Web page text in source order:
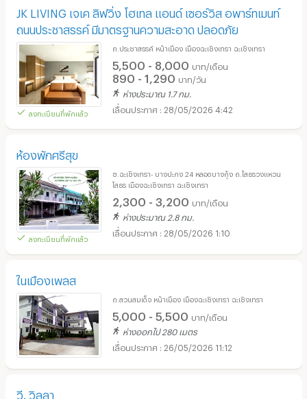
JK LIVING เจเค ลิฟวิ่ง โฮเทล แอนด์ เซอร์วิส อพาร์ทเมนท์
ถนนประชาสรรค์ มีมาตรฐานความสะอาด​ ปลอดภัย
ลงทะเบียนที่พักแล้ว
ถ.ประชาสรรค์ หน้าเมือง เมืองฉะเชิงเทรา ฉะเชิงเทรา
5,500 - 8,000 บาท/เดือน
890 - 1,290 บาท/วัน
ห่างประมาณ 1.7 กม.
28/05/2026 4:42
ห้องพักศรีสุข
ลงทะเบียนที่พักแล้ว
ซ.ฉะเชิงเทรา- บางปะกง 24 หลอดบางกุ้ง ถ.โสธรวงแหวน
โสธร เมืองฉะเชิงเทรา ฉะเชิงเทรา
2,300 - 3,200 บาท/เดือน
ห่างประมาณ 2.8 กม.
28/05/2026 1:10
ในเมืองเพลส
ถ.สวนสมเด็จ หน้าเมือง เมืองฉะเชิงเทรา ฉะเชิงเทรา
5,000 - 5,500 บาท/เดือน
ห่างออกไป 280 เมตร
26/05/2026 11:12
วี. วิลลา